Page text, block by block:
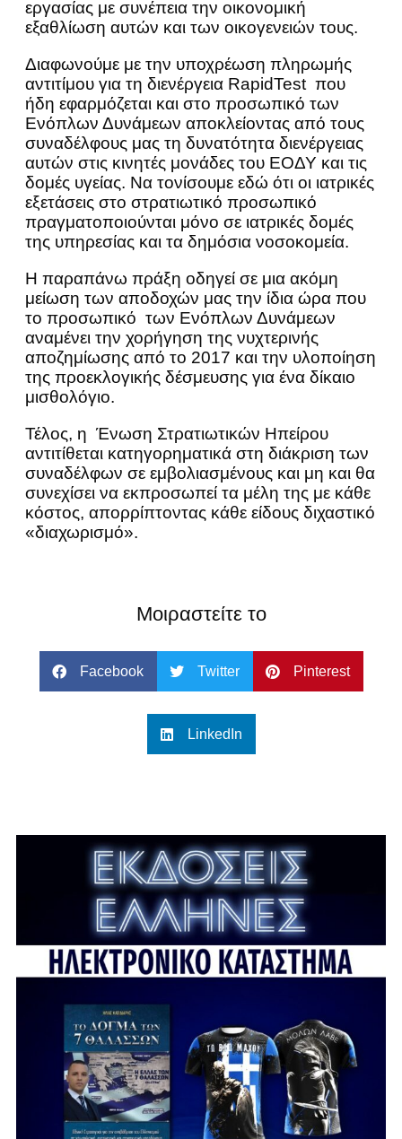
εργασίας με συνέπεια την οικονομική
εξαθλίωση αυτών και των οικογενειών τους.
Διαφωνούμε με την υποχρέωση πληρωμής
αντιτίμου για τη διενέργεια RapidTest που
ήδη εφαρμόζεται και στο προσωπικό των
Ενόπλων Δυνάμεων αποκλείοντας από τους
συναδέλφους μας τη δυνατότητα διενέργειας
αυτών στις κινητές μονάδες του ΕΟΔΥ και τις
δομές υγείας. Να τονίσουμε εδώ ότι οι ιατρικές
εξετάσεις στο στρατιωτικό προσωπικό
πραγματοποιούνται μόνο σε ιατρικές δομές
της υπηρεσίας και τα δημόσια νοσοκομεία.
Η παραπάνω πράξη οδηγεί σε μια ακόμη
μείωση των αποδοχών μας την ίδια ώρα που
το προσωπικό των Ενόπλων Δυνάμεων
αναμένει την χορήγηση της νυχτερινής
αποζημίωσης από το 2017 και την υλοποίηση
της προεκλογικής δέσμευσης για ένα δίκαιο
μισθολόγιο.
Τέλος, η Ένωση Στρατιωτικών Ηπείρου
αντιτίθεται κατηγορηματικά στη διάκριση των
συναδέλφων σε εμβολιασμένους και μη και θα
συνεχίσει να εκπροσωπεί τα μέλη της με κάθε
κόστος, απορρίπτοντας κάθε είδους διχαστικό
«διαχωρισμό».
Μοιραστείτε το
Facebook Twitter Pinterest
LinkedIn